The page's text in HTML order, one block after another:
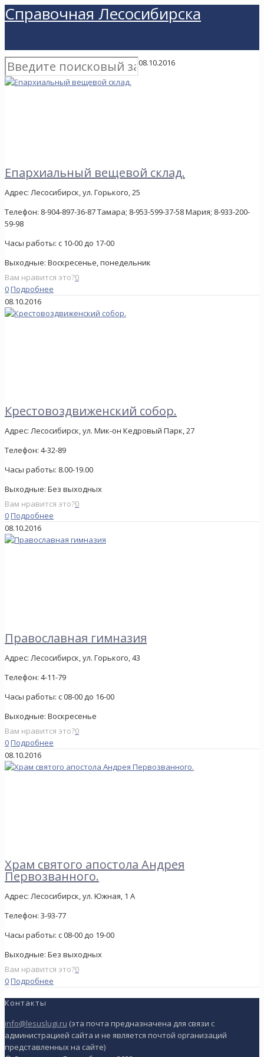
Справочная Лесосибирска
08.10.2016
Епархиальный вещевой склад.
Адрес: Лесосибирск, ул. Горького, 25
Телефон: 8-904-897-36-87 Тамара; 8-953-599-37-58 Мария; 8-933-200-
59-98
Часы работы: с 10-00 до 17-00
Выходные: Воскресенье, понедельник
Вам нравится это?0
0Подробнее
08.10.2016
Крестовоздвиженский собор.
Адрес: Лесосибирск, ул. Мик-он Кедровый Парк, 27
Телефон: 4-32-89
Часы работы: 8.00-19.00
Выходные: Без выходных
Вам нравится это?0
0Подробнее
08.10.2016
Православная гимназия
Адрес: Лесосибирск, ул. Горького, 43
Телефон: 4-11-79
Часы работы: с 08-00 до 16-00
Выходные: Воскресенье
Вам нравится это?0
0Подробнее
08.10.2016
Храм святого апостола Андрея
Первозванного.
Адрес: Лесосибирск, ул. Южная, 1 А
Телефон: 3-93-77
Часы работы: с 08-00 до 19-00
Выходные: Без выходных
Вам нравится это?0
0Подробнее
Контакты
info@lesuslugi.ru (эта почта предназначена для связи с
администрацией сайта и не является почтой организаций
представленных на сайте)